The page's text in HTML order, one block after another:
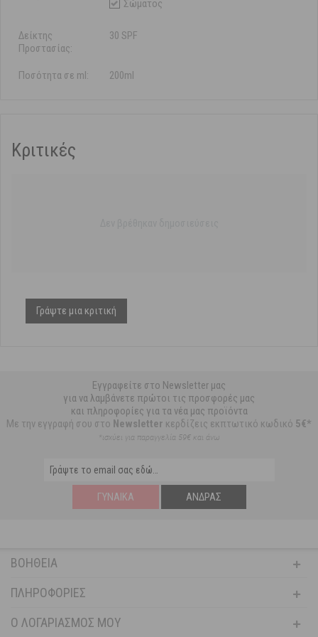
Σώματος
Δείκτης
Προστασίας:
30 SPF
Ποσότητα σε ml: 200ml
Κριτικές
Γράψτε μια κριτική
Εγγραφείτε στο Newsletter μας
για να λαμβάνετε πρώτοι τις προσφορές μας
και πληροφορίες για τα νέα μας προϊόντα
Με την εγγραφή σου στο Newsletter κερδίζεις εκπτωτικό κωδικό 5€*
*ισχύει για παραγγελία 59€ και άνω
ΓΥΝΑΊΚΑ ΆΝΔΡΑΣ
ΒΟΉΘΕΙΑ
ΠΛΗΡΟΦΟΡΊΕΣ
Ο ΛΟΓΑΡΙΑΣΜΌΣ ΜΟΥ